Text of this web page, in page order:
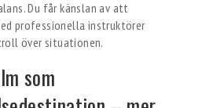
Du får känslan av att
professionella instruktörer
över situationen.
som